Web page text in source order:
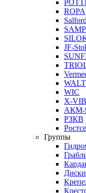
ROPA
Salford
JF-
WIC
X-VIB
АКМ-
РЗКВ
Группы